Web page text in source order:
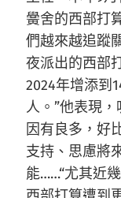
黌舍的西部打
們越來越追蹤
夜派出的西部
2024年增添到
人。”他表現
因有良多，好
支持、思慮將
能……“尤其近